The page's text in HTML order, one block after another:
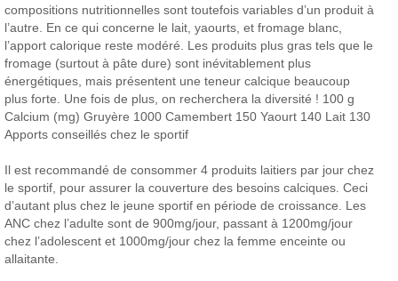
compositions nutritionnelles sont toutefois variables d’un produit à
l’autre. En ce qui concerne le lait, yaourts, et fromage blanc,
l’apport calorique reste modéré. Les produits plus gras tels que le
fromage (surtout à pâte dure) sont inévitablement plus
énergétiques, mais présentent une teneur calcique beaucoup
plus forte. Une fois de plus, on recherchera la diversité ! 100 g
Calcium (mg) Gruyère 1000 Camembert 150 Yaourt 140 Lait 130
Apports conseillés chez le sportif
Il est recommandé de consommer 4 produits laitiers par jour chez
le sportif, pour assurer la couverture des besoins calciques. Ceci
d’autant plus chez le jeune sportif en période de croissance. Les
ANC chez l’adulte sont de 900mg/jour, passant à 1200mg/jour
chez l’adolescent et 1000mg/jour chez la femme enceinte ou
allaitante.